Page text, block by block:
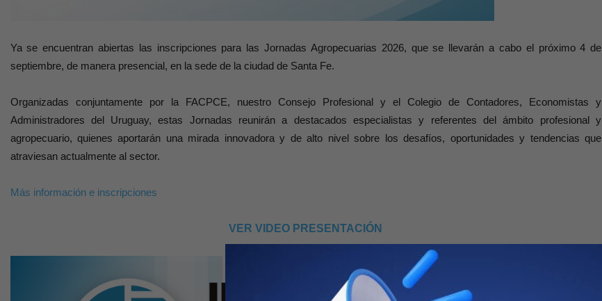
Ya se encuentran abiertas las inscripciones para las Jornadas Agropecuarias 2026, que se llevarán a cabo el próximo 4 de
septiembre, de manera presencial, en la sede de la ciudad de Santa Fe.
Organizadas conjuntamente por la FACPCE, nuestro Consejo Profesional y el Colegio de Contadores, Economistas y
Administradores del Uruguay, estas Jornadas reunirán a destacados especialistas y referentes del ámbito profesional y
agropecuario, quienes aportarán una mirada innovadora y de alto nivel sobre los desafíos, oportunidades y tendencias que
atraviesan actualmente al sector.
Más información e inscripciones
VER VIDEO PRESENTACIÓN